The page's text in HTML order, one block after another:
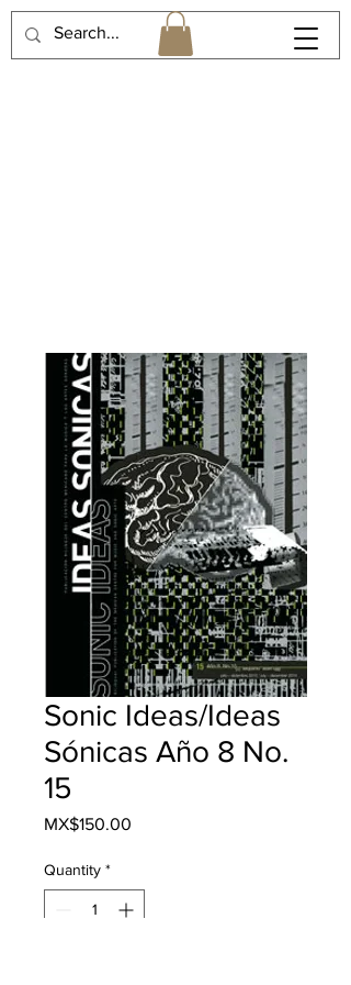
Sonic Ideas/Ideas
Sónicas Año 8 No.
15
MX$150.00
Quantity *